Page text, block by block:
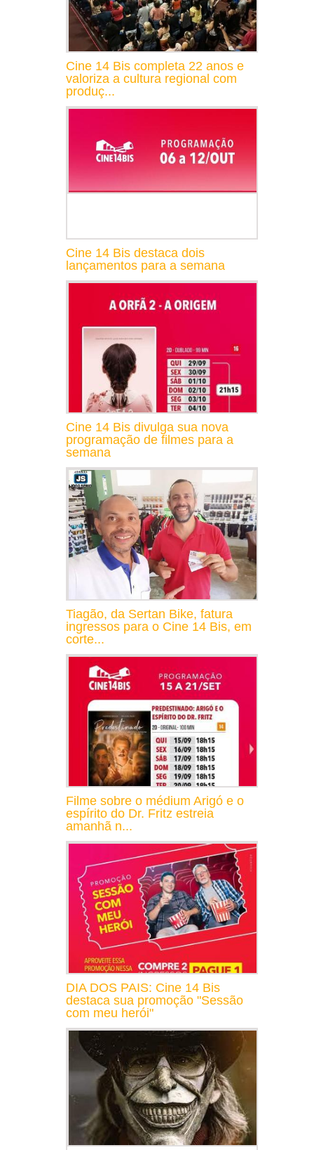
Cine 14 Bis completa 22 anos e
valoriza a cultura regional com
produç...
Cine 14 Bis destaca dois
lançamentos para a semana
Cine 14 Bis divulga sua nova
programação de filmes para a
semana
Tiagão, da Sertan Bike, fatura
ingressos para o Cine 14 Bis, em
corte...
Filme sobre o médium Arigó e o
espírito do Dr. Fritz estreia
amanhã n...
DIA DOS PAIS: Cine 14 Bis
destaca sua promoção "Sessão
com meu herói"